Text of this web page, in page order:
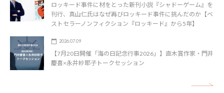
ロッキード事件に材をとった新刊小説『シャドーゲーム』を
刊行、真山仁氏はなぜ再びロッキード事件に挑んだのか【ベ
ストセラーノンフィクション『ロッキード』から5年】
2026.07.09
【7月20日開催「海の日記念行事2026」】直木賞作家・門井
慶喜×永井紗耶子トークセッション